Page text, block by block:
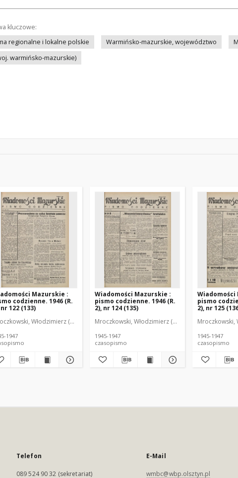
kluczowe:
regionalne i lokalne polskie
Warmińsko-mazurskie, województwo
warmińsko-mazurskie)
Redaktor
Mazurskie :
codzienne. 1946 (R.
nr 122 (133)
Włodzimierz (1902-1971). Redaktor
1947
Wiadomości Mazurskie :
pismo codzienne. 1946 (R.
2), nr 124 (135)
Mroczkowski, Włodzimierz (1902-1971). Redaktor
1945-1947
czasopismo
Wiadomości
pismo
2), nr 125
Mroczkowski,
1945-1947
czasopismo
Telefon
089 524 90 32 (sekretariat)
E-Mail
wmbc@wbp.olsztyn.pl